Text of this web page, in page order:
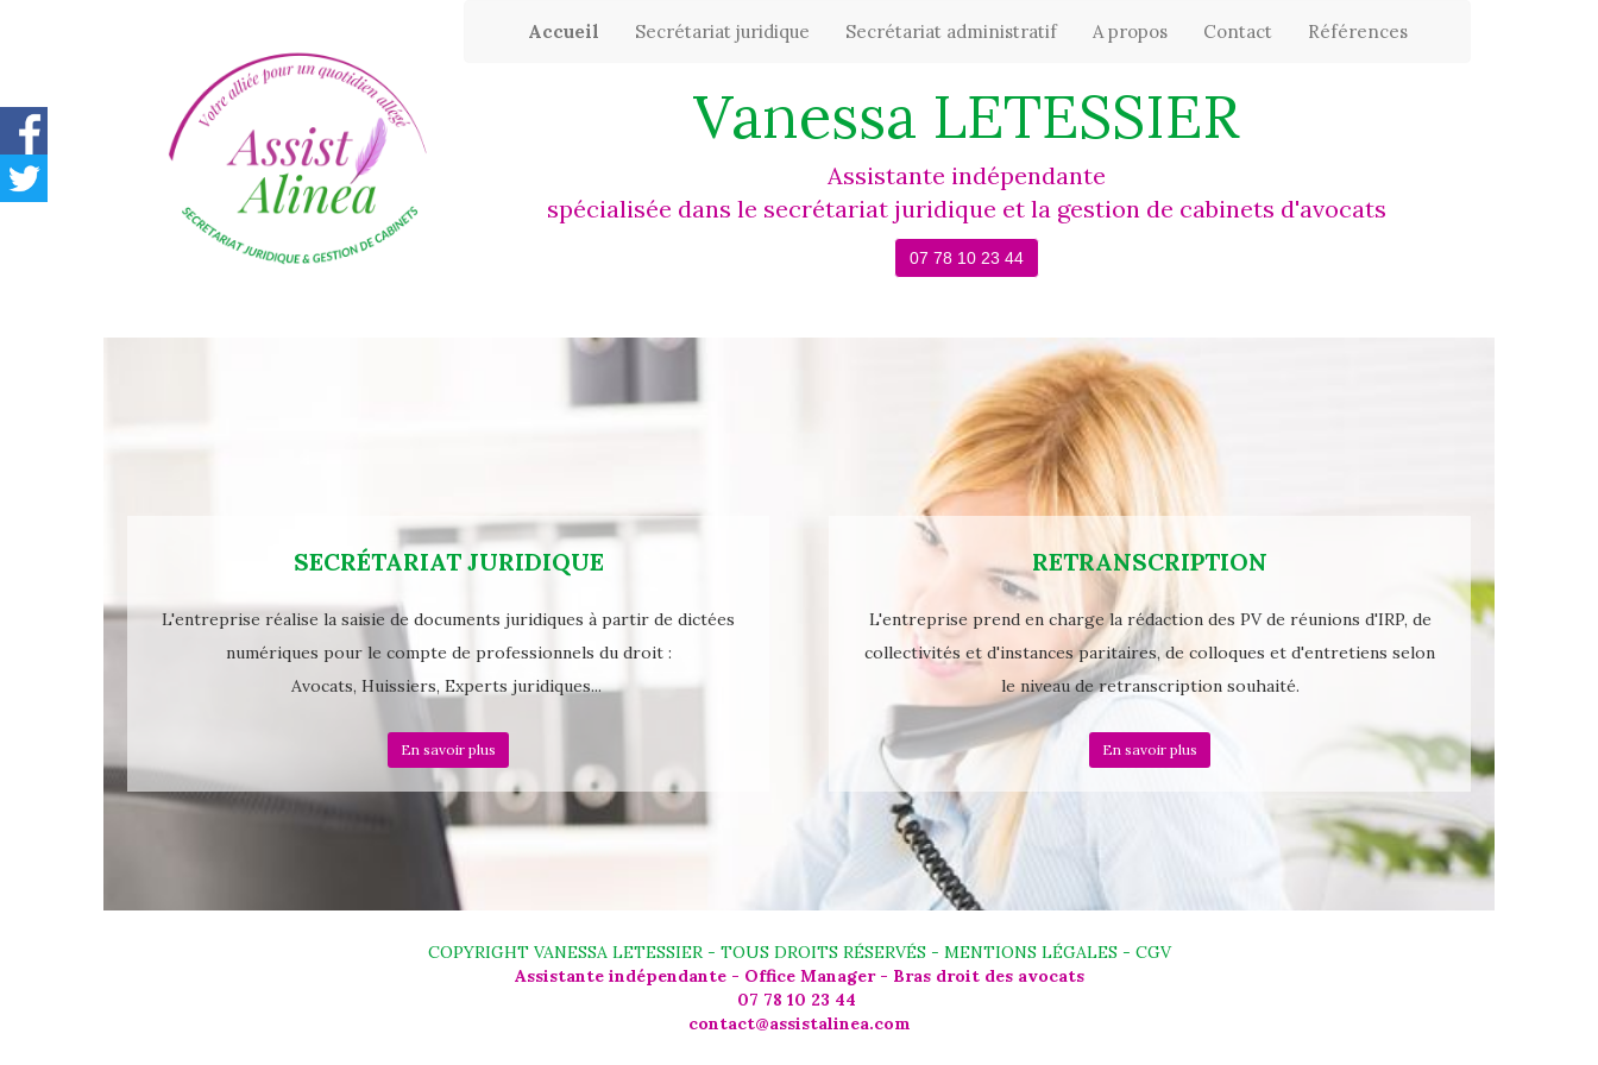
Accueil Secrétariat juridique Secrétariat administratif A propos Contact Références
Vanessa LETESSIER
Assistante indépendante
spécialisée dans le secrétariat juridique et la gestion de cabinets d'avocats
07 78 10 23 44
SECRÉTARIAT JURIDIQUE
L'entreprise réalise la saisie de documents juridiques à partir de dictées
numériques pour le compte de professionnels du droit :
Avocats, Huissiers, Experts juridiques...
En savoir plus
RETRANSCRIPTION
L'entreprise prend en charge la rédaction des PV de réunions d'IRP, de
collectivités et d'instances paritaires, de colloques et d'entretiens selon
le niveau de retranscription souhaité.
En savoir plus
COPYRIGHT VANESSA LETESSIER - TOUS DROITS RÉSERVÉS - MENTIONS LÉGALES- CGV
Assistante indépendante - Office Manager - Bras droit des avocats
07 78 10 23 44
contact@assistalinea.com